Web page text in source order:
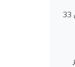
ابتداء من اليوم.. أمطار رعدية مرتقبة على 33